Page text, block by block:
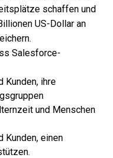
schaffen und
US-Dollar an
Salesforce-
Kunden, ihre
und Menschen
Kunden, einen